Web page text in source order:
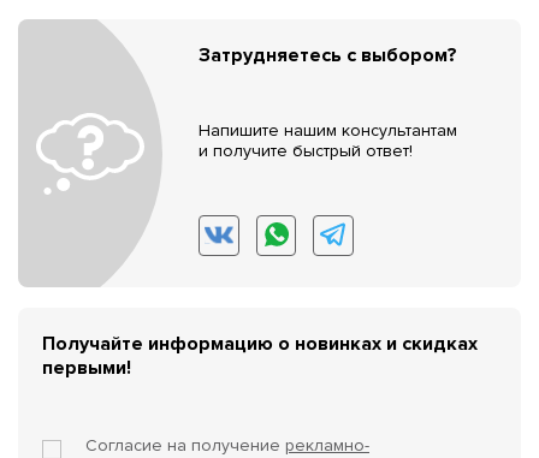
Затрудняетесь с выбором?
Напишите нашим консультантам
и получите быстрый ответ!
Получайте информацию о новинках и скидках
первыми!
Согласие на получение рекламно-